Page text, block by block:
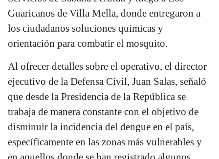
Guaricanos de Villa Mella, donde entregaron a
los ciudadanos soluciones químicas y
orientación para combatir el mosquito.
Al ofrecer detalles sobre el operativo, el director
ejecutivo de la Defensa Civil, Juan Salas, señaló
que desde la Presidencia de la República se
trabaja de manera constante con el objetivo de
disminuir la incidencia del dengue en el país,
específicamente en las zonas más vulnerables y